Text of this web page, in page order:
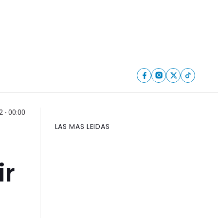
- 00:00
LAS MAS LEIDAS